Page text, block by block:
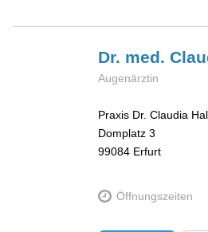
Dr. med.
Augenärztin
Praxis Dr. Claudia
Domplatz 3
99084 Erfurt
Öffnungszeiten